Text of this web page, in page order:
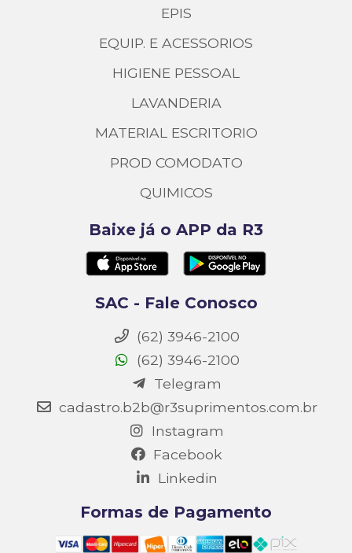
EPIS
EQUIP. E ACESSORIOS
HIGIENE PESSOAL
LAVANDERIA
MATERIAL ESCRITORIO
PROD COMODATO
QUIMICOS
Baixe já o APP da R3
SAC - Fale Conosco
(62) 3946-2100
(62) 3946-2100
Telegram
cadastro.b2b@r3suprimentos.com.br
Instagram
Facebook
Linkedin
Formas de Pagamento